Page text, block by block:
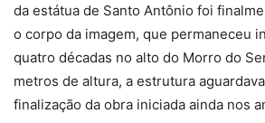
da estátua de Santo Antônio foi
o corpo da imagem, que permaneceu
quatro décadas no alto do Morro do
metros de altura, a estrutura
finalização da obra iniciada ainda nos